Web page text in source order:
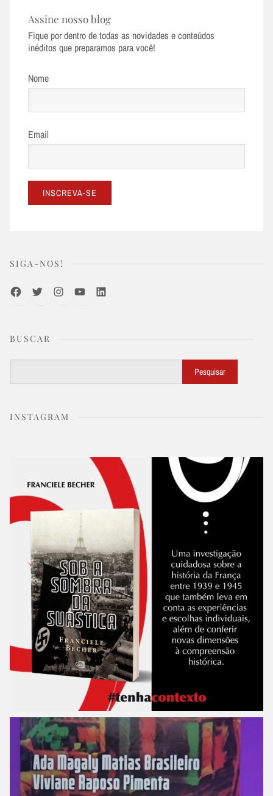
Assine nosso blog
Fique por dentro de todas as novidades e conteúdos
inéditos que preparamos para você!
Nome
Email
SIGA-NOS!
FacebookTwitterInstagramYoutubeLinkedIn
BUSCAR
Pesquisar
INSTAGRAM